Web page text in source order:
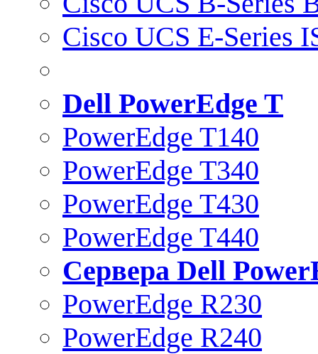
Cisco UCS E-Series
Dell PowerEdge T
PowerEdge T140
PowerEdge T340
PowerEdge T430
PowerEdge T440
Сервера Dell
PowerEdge R230
PowerEdge R240